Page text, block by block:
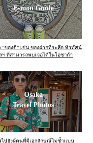
E-mon Guide
“ของดี” เช่น ของฝากที่ระลึก ทิวทัศน์
ฯ ที่สามารถพบเจอได้ในโอซาก้า
Osaka
Travel Photos
ปยังผู้คนที่มีเอกลักษณ์ไม่ซ้ำแบบ